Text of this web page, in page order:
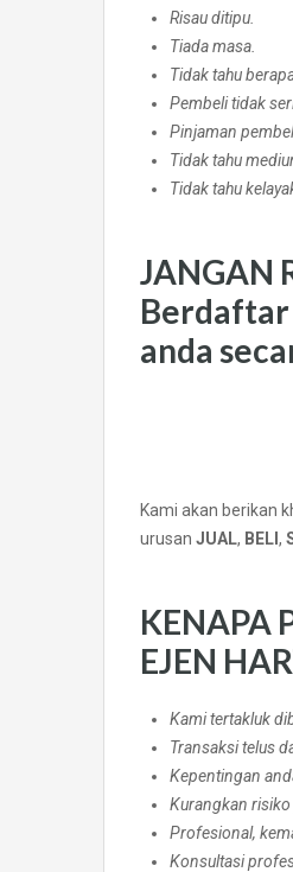
Risau ditipu.
Tiada masa.
Tidak tahu
Pembeli tidak
Pinjaman
Tidak tahu
Tidak tahu
JANGAN
Berdaftar
anda
Kami akan berikan
urusan JUAL, BELI ,
KENAPA
EJEN
Kami tertakluk
Transaksi telus
Kepentingan
Kurangkan risiko
Profesional,
Konsultasi